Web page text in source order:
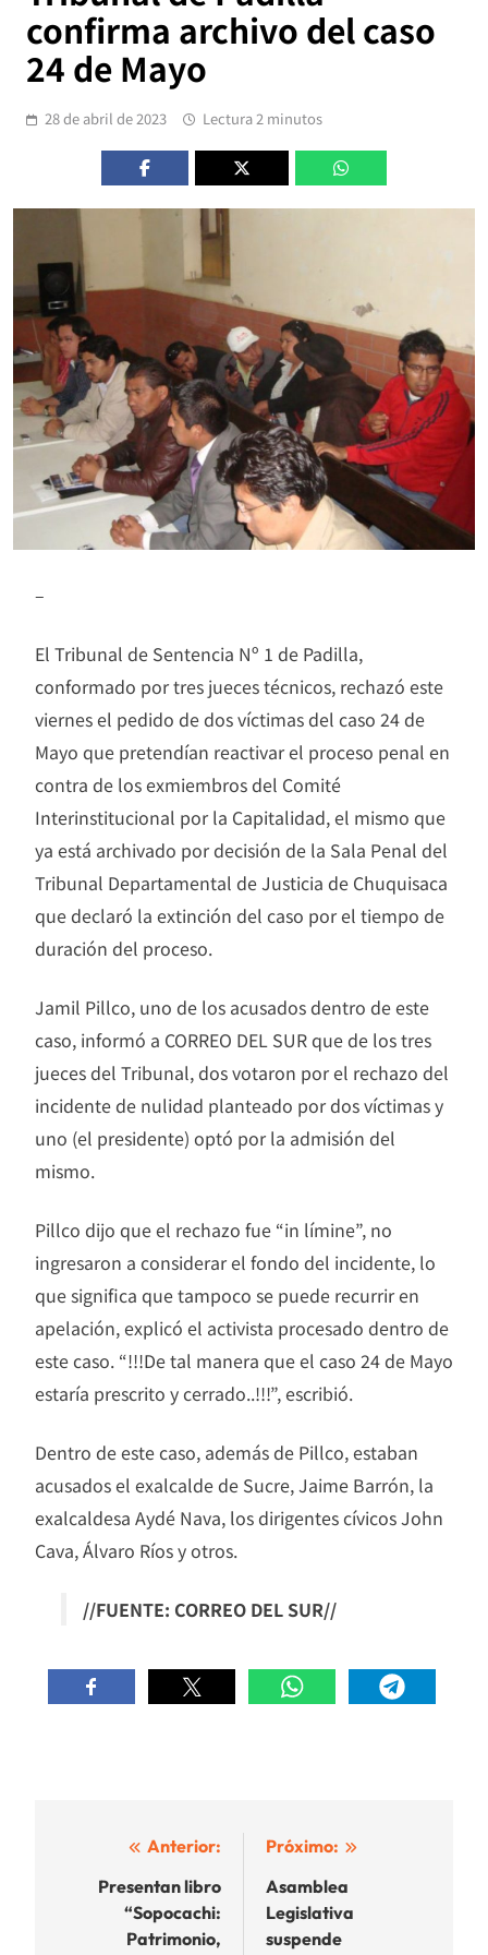
confirma archivo del caso
24 de Mayo
28 de abril de 2023 Lectura 2 minutos
–
El Tribunal de Sentencia Nº 1 de Padilla,
conformado por tres jueces técnicos, rechazó este
viernes el pedido de dos víctimas del caso 24 de
Mayo que pretendían reactivar el proceso penal en
contra de los exmiembros del Comité
Interinstitucional por la Capitalidad, el mismo que
ya está archivado por decisión de la Sala Penal del
Tribunal Departamental de Justicia de Chuquisaca
que declaró la extinción del caso por el tiempo de
duración del proceso.
Jamil Pillco, uno de los acusados dentro de este
caso, informó a CORREO DEL SUR que de los tres
jueces del Tribunal, dos votaron por el rechazo del
incidente de nulidad planteado por dos víctimas y
uno (el presidente) optó por la admisión del
mismo.
Pillco dijo que el rechazo fue “in límine”, no
ingresaron a considerar el fondo del incidente, lo
que significa que tampoco se puede recurrir en
apelación, explicó el activista procesado dentro de
este caso. “!!!De tal manera que el caso 24 de Mayo
estaría prescrito y cerrado..!!!”, escribió.
Dentro de este caso, además de Pillco, estaban
acusados el exalcalde de Sucre, Jaime Barrón, la
exalcaldesa Aydé Nava, los dirigentes cívicos John
Cava, Álvaro Ríos y otros.
//FUENTE: CORREO DEL SUR//
Navegación
entradas
Anterior:
Presentan libro
“Sopocachi:
Patrimonio,
Próximo:
Asamblea
Legislativa
suspende